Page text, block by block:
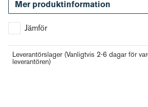
Mer produktinformation
Jämför
Leverantörslager (Vanligtvis 2-6 dagar för
leverantören)